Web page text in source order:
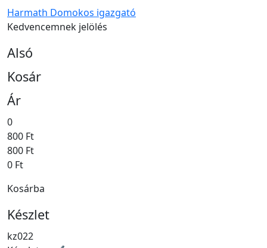
Harmath Domokos igazgató
Kedvencemnek jelölés
Alsó
Kosár
Ár
0
800 Ft
800 Ft
0 Ft
Kosárba
Készlet
kz022